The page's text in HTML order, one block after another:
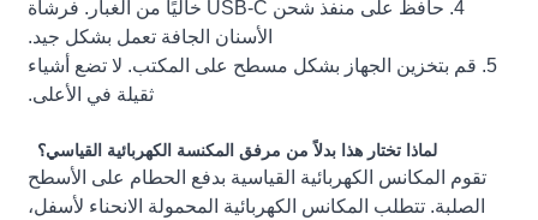
4. حافظ على منفذ شحن USB-C خاليًا من الغبار. فرشاة
الأسنان الجافة تعمل بشكل جيد.
5. قم بتخزين الجهاز بشكل مسطح على المكتب. لا تضع أشياء
ثقيلة في الأعلى.
لماذا تختار هذا بدلاً من مرفق المكنسة الكهربائية القياسي؟
تقوم المكانس الكهربائية القياسية بدفع الحطام على الأسطح
الصلبة. تتطلب المكانس الكهربائية المحمولة الانحناء لأسفل،